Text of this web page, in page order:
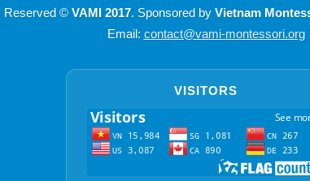
Reserved © VAMI 2017. Sponsored by Vietnam
Email: contact@vami-montessori.org
VISITORS